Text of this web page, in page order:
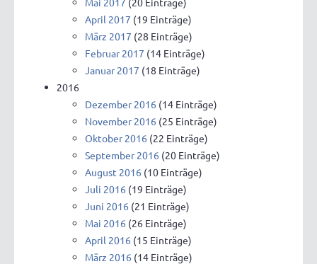
April 2017 (19 Einträge)
März 2017 (28 Einträge)
Februar 2017 (14 Einträge)
Januar 2017 (18 Einträge)
2016
Dezember 2016 (14 Einträge)
November 2016 (25 Einträge)
Oktober 2016 (22 Einträge)
September 2016 (20 Einträge)
August 2016 (10 Einträge)
Juli 2016 (19 Einträge)
Juni 2016 (21 Einträge)
Mai 2016 (26 Einträge)
April 2016 (15 Einträge)
März 2016 (14 Einträge)